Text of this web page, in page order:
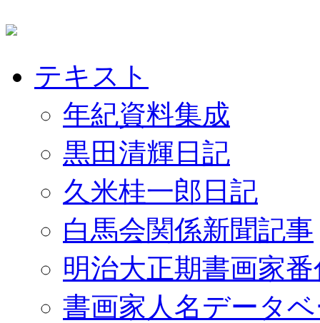
テキスト
年紀資料集成
黒田清輝日記
久米桂一郎日記
白馬会関係新聞記事
明治大正期書画家
書画家人名データ